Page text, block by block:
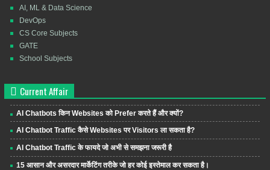
AI, ML & Data Science
DevOps
CS Core Subjects
GATE
School Subjects
Current Affair
AI Chatbots किन Websites को Prefer करते हैं और क्यों?
AI Chatbot Traffic कैसे Websites पर Visitors ला सकता है?
AI Chatbot Traffic के फायदे जो अभी से समझना जरूरी है
15 आसान और असरदार मार्केटिंग तरीके जो हर कोई इस्तेमाल कर सकता है।